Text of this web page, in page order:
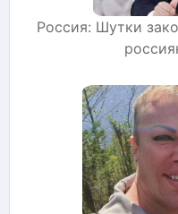
Россия: Шутки